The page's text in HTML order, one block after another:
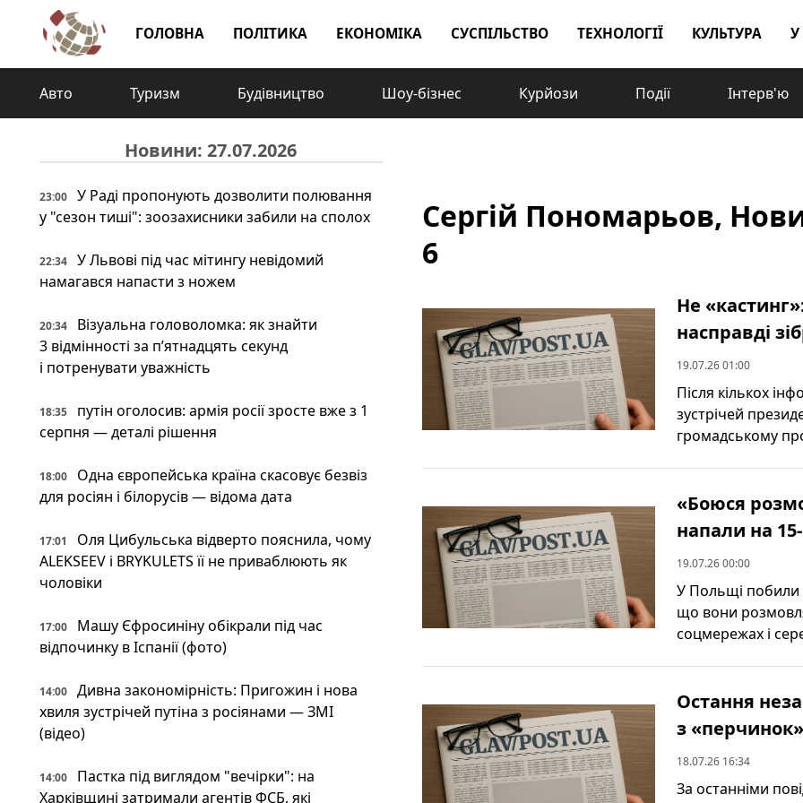
ГОЛОВНА ПОЛІТИКА ЕКОНОМІКА СУСПІЛЬСТВО ТЕХНОЛОГІЇ КУЛЬТУРА У
Авто Туризм Будівництво Шоу-бізнес Курйози Події Інтерв'ю
Новини: 27.07.2026
23:00
У Раді пропонують дозволити полювання
у "сезон тиші": зоозахисники забили на сполох
22:34
У Львові під час мітингу невідомий
намагався напасти з ножем
20:34
Візуальна головоломка: як знайти
3 відмінності за п’ятнадцять секунд
і потренувати уважність
18:35
путін оголосив: армія росії зросте вже з 1
серпня — деталі рішення
18:00
Одна європейська країна скасовує безвіз
для росіян і білорусів — відома дата
17:01
Оля Цибульська відверто пояснила, чому
ALEKSEEV і BRYKULETS її не приваблюють як
чоловіки
17:00
Машу Єфросиніну обікрали під час
відпочинку в Іспанії (фото)
14:00
Дивна закономірність: Пригожин і нова
хвиля зустрічей путіна з росіянами — ЗМІ
(відео)
14:00
Пастка під виглядом "вечірки": на
Харківщині затримали агентів ФСБ, які
Сергій Пономарьов,
6
Не
насправді
19.07.26 01:00
Після кількох
зустрічей
громадському
«Боюся
напали на
19.07.26 00:00
У Польщі побили
що вони
соцмережах і
Остання
з
18.07.26 16:34
За останніми